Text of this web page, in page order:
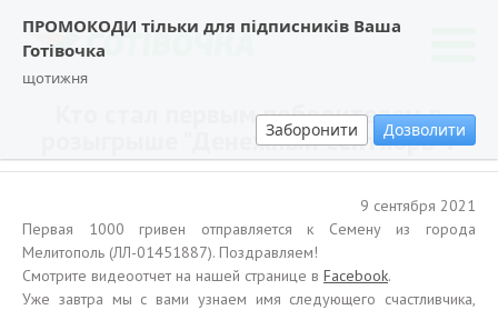
ПРОМОКОДИ тільки для підписників Ваша
Готівочка
щотижня
Заборонити Дозволити
Кто стал первым победителем в
розыгрыше "Денежный сентябрь"?
9 сентября 2021
Первая 1000 гривен отправляется к Семену из города
Мелитополь (ЛЛ-01451887). Поздравляем!
Смотрите видеоотчет на нашей странице в Facebook.
Уже завтра мы с вами узнаем имя следующего счастливчика,